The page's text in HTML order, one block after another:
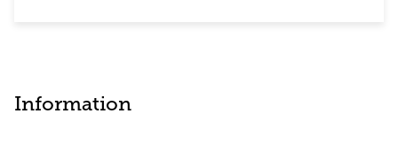
Information